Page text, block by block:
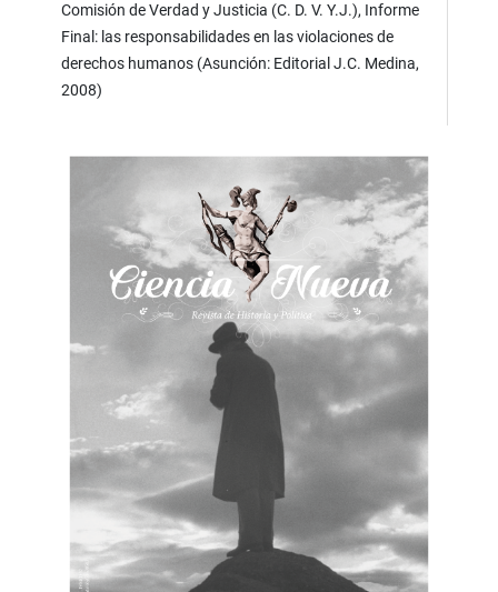
Comisión de Verdad y Justicia (C. D. V. Y.J.), Informe
Final: las responsabilidades en las violaciones de
derechos humanos (Asunción: Editorial J.C. Medina,
2008)